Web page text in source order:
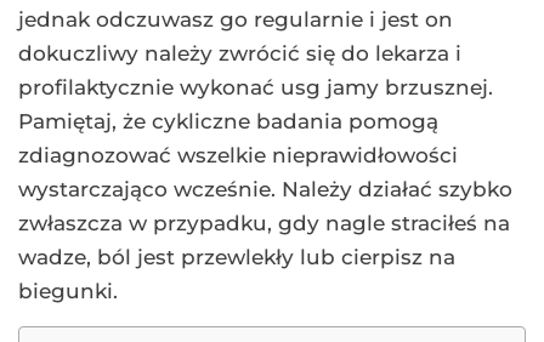
jednak odczuwasz go regularnie i jest on
dokuczliwy należy zwrócić się do lekarza i
profilaktycznie wykonać usg jamy brzusznej.
Pamiętaj, że cykliczne badania pomogą
zdiagnozować wszelkie nieprawidłowości
wystarczająco wcześnie. Należy działać szybko
zwłaszcza w przypadku, gdy nagle straciłeś na
wadze, ból jest przewlekły lub cierpisz na
biegunki.